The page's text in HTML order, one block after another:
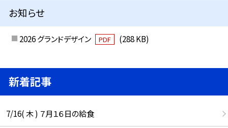
お知らせ
2026 グランドデザイン PDF (288 KB)
新着記事
7/16( 木 ) ７月１６日の給食